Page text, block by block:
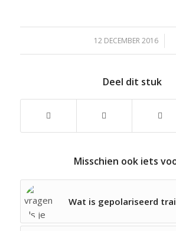
12 DECEMBER 2016
/
Deel dit stuk
Misschien ook iets
Wat is gepolariseerd